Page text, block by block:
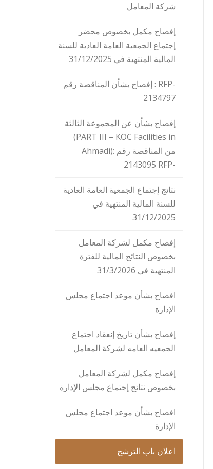
شركة المعامل
إفصاح مكمل بخصوص محضر
إجتماع الجمعية العامة العادية للسنة
المالية المنتهية في 31/12/2025
إفصاح بشأن المناقصة رقم : RFP-
2134797
إفصاح بشأن عن المجموعة الثالثة
(PART III – KOC Facilities in
Ahmadi)من المناقصة رقم :
2143095 RFP-
نتائج إجتماع الجمعية العامة العادية
للسنة المالية المنتهية في
31/12/2025
إفصاح مكمل لشركة المعامل
بخصوص النتائج المالية للفترة
المنتهية في 31/3/2026
افصاح بشأن موعد اجتماع مجلس
الإدارة
إفصاح بشأن تاريخ إنعقاد اجتماع
الجمعيه العامه لشركة المعامل
إفصاح مكمل لشركة المعامل
بخصوص نتائج إجتماع مجلس الإدارة
افصاح بشأن موعد اجتماع مجلس
الإدارة
اعلان باب الترشح